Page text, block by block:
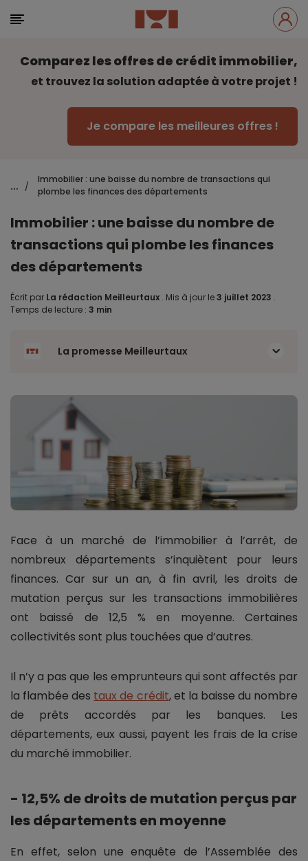
Comparez les offres de crédit immobilier,
et trouvez la solution adaptée à votre projet !
Je compare les meilleures offres !
... /
Immobilier : une baisse du nombre de transactions qui
plombe les finances des départements
Immobilier : une baisse du nombre de
transactions qui plombe les finances
des départements
Écrit par La rédaction Meilleurtaux . Mis à jour le3 juillet 2023 .
Temps de lecture : 3 min
La promesse Meilleurtaux
Face à un marché de l’immobilier à l’arrêt, de
nombreux départements s’inquiètent pour leurs
finances. Car sur un an, à fin avril, les droits de
mutation perçus sur les transactions immobilières
ont baissé de 12,5 % en moyenne. Certaines
collectivités sont plus touchées que d’autres.
Il n’y a pas que les emprunteurs qui sont affectés par
la flambée des taux de crédit, et la baisse du nombre
de prêts accordés par les banques. Les
départements, eux aussi, payent les frais de la crise
du marché immobilier.
- 12,5% de droits de mutation perçus par
les départements en moyenne
En effet, selon une enquête de l’Assemblée des